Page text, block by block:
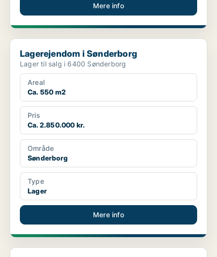
Mere info
Lagerejendom i Sønderborg
Lagerejendom i Sønderborg
Lager til salg i 6400 Sønderborg
Areal
Ca. 550 m2
Pris
Ca. 2.850.000 kr.
Område
Sønderborg
Type
Lager
Mere info
Lagerejendom i Sønderborg